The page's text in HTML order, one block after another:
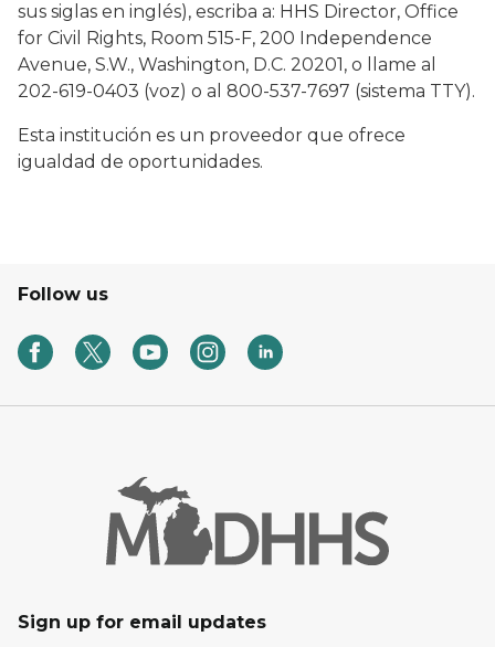
sus siglas en inglés), escriba a: HHS Director, Office
for Civil Rights, Room 515-F, 200 Independence
Avenue, S.W., Washington, D.C. 20201, o llame al
202-619-0403 (voz) o al 800-537-7697 (sistema TTY).
Esta institución es un proveedor que ofrece
igualdad de oportunidades.
Follow us
Sign up for email updates